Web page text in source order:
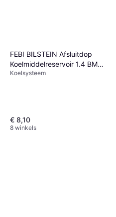
FEBI BILSTEIN Afsluitdop
Koelmiddelreservoir 1.4 BMW
36737
Koelsysteem
€ 8,10
8 winkels